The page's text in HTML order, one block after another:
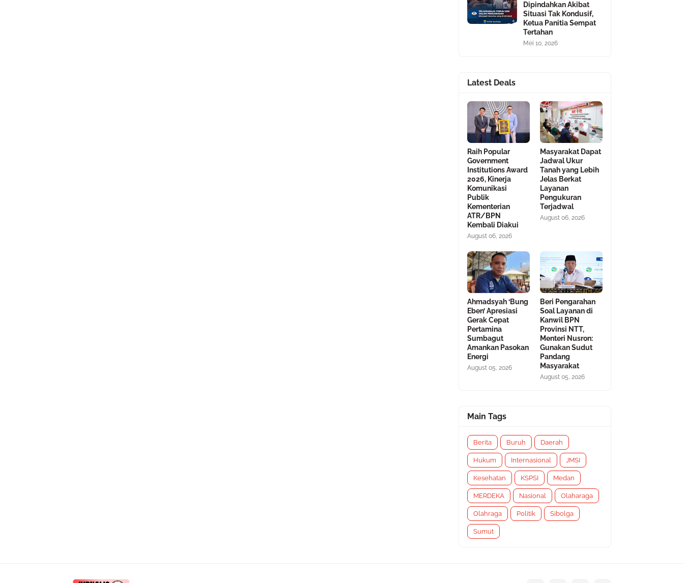
Dipindahkan Akibat
Situasi Tak Kondusif,
Ketua Panitia Sempat
Tertahan
Mei 10, 2026
Latest Deals
Raih Popular
Government
Institutions Award
2026, Kinerja
Komunikasi
Publik
Kementerian
ATR/BPN
Kembali Diakui
August 06, 2026
Masyarakat Dapat
Jadwal Ukur
Tanah yang Lebih
Jelas Berkat
Layanan
Pengukuran
Terjadwal
August 06, 2026
Ahmadsyah ‘Bung
Eben’ Apresiasi
Gerak Cepat
Pertamina
Sumbagut
Amankan Pasokan
Energi
August 05, 2026
Beri Pengarahan
Soal Layanan di
Kanwil BPN
Provinsi NTT,
Menteri Nusron:
Gunakan Sudut
Pandang
Masyarakat
August 05, 2026
Main Tags
Berita Buruh Daerah
Hukum Internasional JMSI
Kesehatan KSPSI Medan
MERDEKA Nasional Olaharaga
Olahraga Politik Sibolga
Sumut